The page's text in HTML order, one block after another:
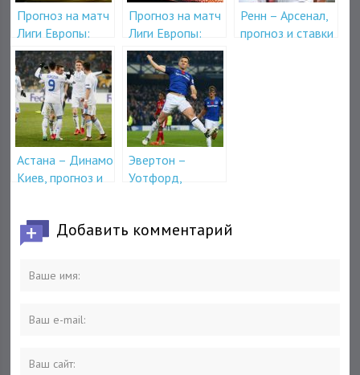
Прогноз на матч
Лиги Европы:
Спортинг –
Арсенал
Прогноз на матч
Лиги Европы:
Зенит Санкт-
Петербург –
Бордо
Ренн – Арсенал,
прогноз и ставки
Астана – Динамо
Киев, прогноз и
Эвертон –
Уотфорд,
Добавить комментарий